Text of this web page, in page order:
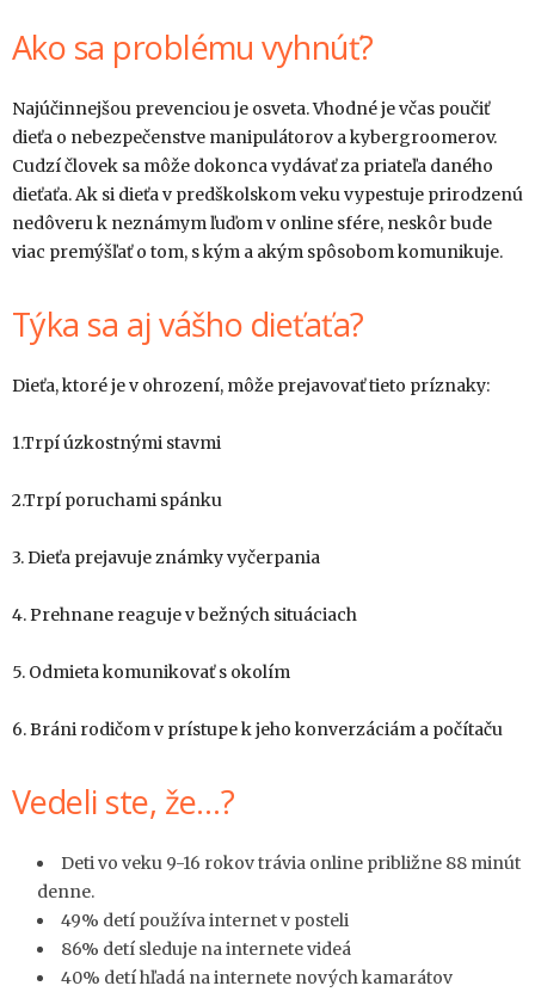
Ako sa problému vyhnúť?
Najúčinnejšou prevenciou je osveta. Vhodné je včas poučiť
dieťa o nebezpečenstve manipulátorov a kybergroomerov.
Cudzí človek sa môže dokonca vydávať za priateľa daného
dieťaťa. Ak si dieťa v predškolskom veku vypestuje prirodzenú
nedôveru k neznámym ľuďom v online sfére, neskôr bude
viac premýšľať o tom, s kým a akým spôsobom komunikuje.
Týka sa aj vášho dieťaťa?
Dieťa, ktoré je v ohrození, môže prejavovať tieto príznaky:
1.Trpí úzkostnými stavmi
2.Trpí poruchami spánku
3. Dieťa prejavuje známky vyčerpania
4. Prehnane reaguje v bežných situáciach
5. Odmieta komunikovať s okolím
6. Bráni rodičom v prístupe k jeho konverzáciám a počítaču
Vedeli ste, že…?
Deti vo veku 9-16 rokov trávia online približne 88 minút
denne.
49% detí používa internet v posteli
86% detí sleduje na internete videá
40% detí hľadá na internete nových kamarátov